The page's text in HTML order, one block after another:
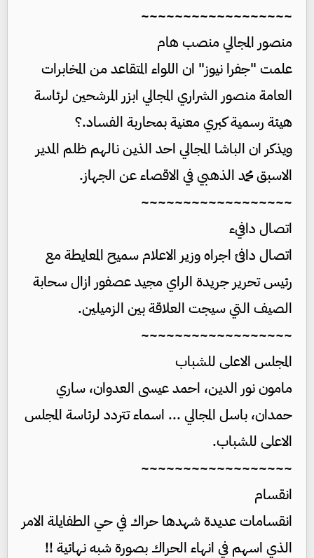
~~~~~~~~~~~~~~~~~~
منصور المجالي منصب هام
علمت "جفرا نيوز" ان اللواء المتقاعد من المخابرات
العامة منصور الشراري المجالي ابزر المرشحين لرئاسة
هيئة رسمية كبري معنية بمحاربة الفساد.؟
ويذكر ان الباشا المجالي احد الذين نالهم ظلم المدير
الاسبق محمد الذهبي في الاقصاء عن الجهاز.
~~~~~~~~~~~~~~~~~~
اتصال دافيء
اتصال دافئ اجراه وزير الاعلام سميح المعايطة مع
رئيس تحرير جريدة الراي مجيد عصفور ازال سحابة
الصيف التي سيجت العلاقة بين الزميلين.
~~~~~~~~~~~~~~~~~~
المجلس الاعلى للشباب
مامون نور الدين، احمد عيسى العدوان، ساري
حمدان، باسل المجالي ... اسماء تتردد لرئاسة المجلس
الاعلى للشباب.
~~~~~~~~~~~~~~~~~~
انقسام
انقسامات عديدة شهدها حراك في حي الطفايلة الامر
الذي اسهم في انهاء الحراك بصورة شبه نهائية !!